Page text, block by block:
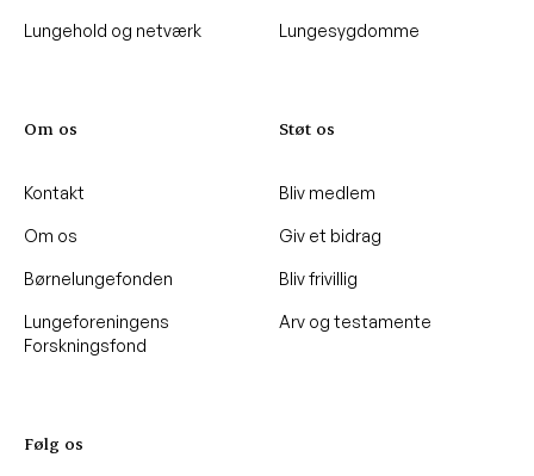
Lungehold og netværk Lungesygdomme
Om os
Kontakt
Om os
Børnelungefonden
Lungeforeningens
Forskningsfond
Støt os
Bliv medlem
Giv et bidrag
Bliv frivillig
Arv og testamente
Følg os